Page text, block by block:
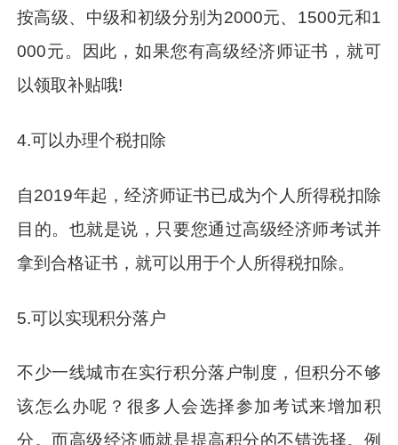
按高级、中级和初级分别为2000元、1500元和1
000元。因此，如果您有高级经济师证书，就可
以领取补贴哦!
4.可以办理个税扣除
自2019年起，经济师证书已成为个人所得税扣除
目的。也就是说，只要您通过高级经济师考试并
拿到合格证书，就可以用于个人所得税扣除。
5.可以实现积分落户
不少一线城市在实行积分落户制度，但积分不够
该怎么办呢？很多人会选择参加考试来增加积
分。而高级经济师就是提高积分的不错选择。例